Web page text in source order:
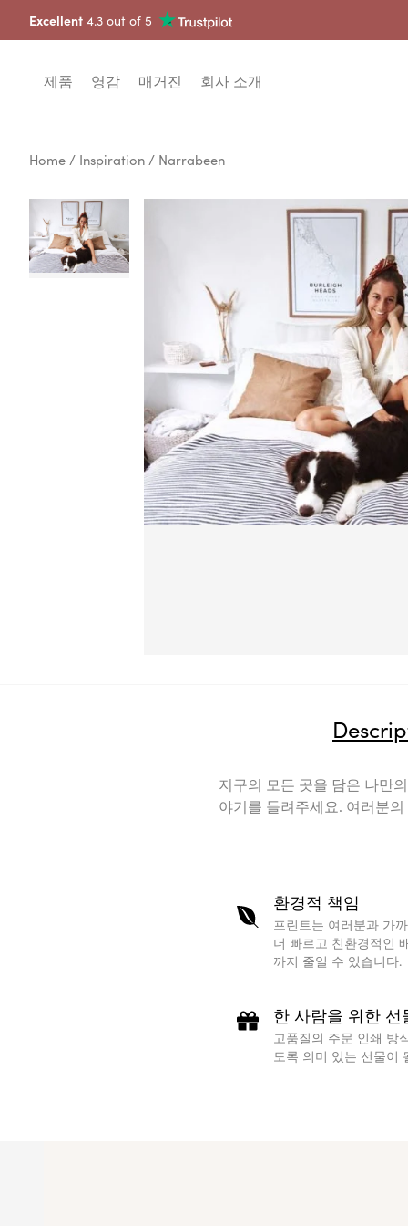
Excellent 4.3 out of 5
제품 영감 매거진 회사 소개
Home / Inspiration / Narrabeen
지구의 모든 곳을 담은 나만
야기를 들려주세요. 여러분
환경적 책임
프린트는 여러분과 가
더 빠르고 친환경적인
까지 줄일 수 있습니다.
한 사람을 위한 선
고품질의 주문 인쇄 방
도록 의미 있는 선물이